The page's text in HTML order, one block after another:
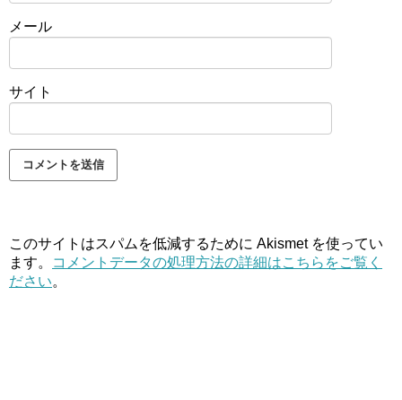
メール
サイト
このサイトはスパムを低減するために Akismet を使ってい
ます。
コメントデータの処理方法の詳細はこちらをご覧く
ださい。